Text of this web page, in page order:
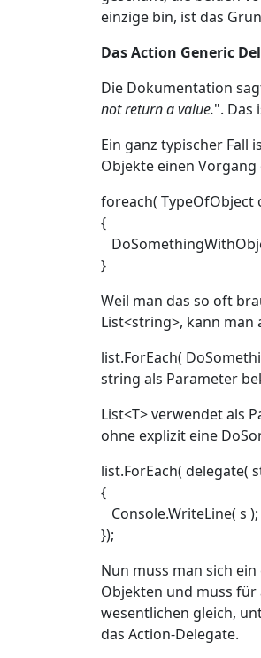
einzige bin, ist das
Das Action Generic
Die Dokumentation
not return a value.". Das
Ein ganz typischer Fall
Objekte einen
foreach( TypeOfObject
{
}
Weil man das so oft
List<string>, kann
list.ForEach(
string als Parameter
List<T> verwendet als
ohne explizit eine
list.ForEach( delegate(
{
Console.WriteLine( s );
});
Nun muss man sich
Objekten und muss
wesentlichen gleich,
das Action-Delegate.